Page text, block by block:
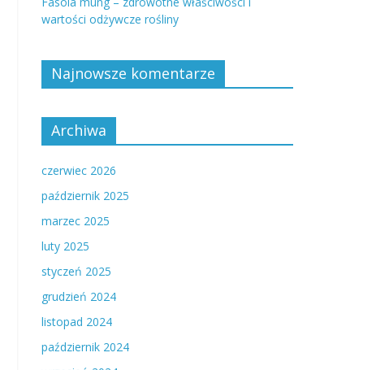
wartości odżywcze rośliny
Najnowsze komentarze
Archiwa
czerwiec 2026
październik 2025
marzec 2025
luty 2025
styczeń 2025
grudzień 2024
listopad 2024
październik 2024